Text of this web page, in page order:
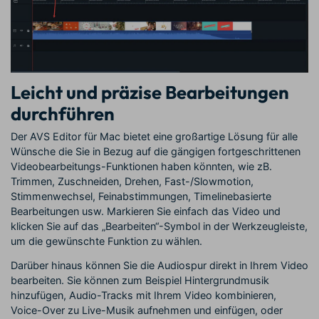
Leicht und präzise Bearbeitungen
durchführen
Der AVS Editor für Mac bietet eine großartige Lösung für alle
Wünsche die Sie in Bezug auf die gängigen fortgeschrittenen
Videobearbeitungs-Funktionen haben könnten, wie zB.
Trimmen, Zuschneiden, Drehen, Fast-/Slowmotion,
Stimmenwechsel, Feinabstimmungen, Timelinebasierte
Bearbeitungen usw. Markieren Sie einfach das Video und
klicken Sie auf das „Bearbeiten“-Symbol in der Werkzeugleiste,
um die gewünschte Funktion zu wählen.
Darüber hinaus können Sie die Audiospur direkt in Ihrem Video
bearbeiten. Sie können zum Beispiel Hintergrundmusik
hinzufügen, Audio-Tracks mit Ihrem Video kombinieren,
Voice-Over zu Live-Musik aufnehmen und einfügen, oder